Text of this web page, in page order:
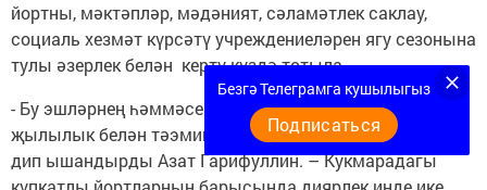
йортны, мәктәпләр, мәдәният, сәламәтлек саклау,
социаль хезмәт күрсәтү учреждениеләрен ягу сезонына
тулы әзерлек белән кертү күздә тотыла.
- Бу эшләрнең һәммәсе үз темплары белән бара,
җылылык белән тәэмин итүдә өзеклекләр булмаячак, -
дип ышандырды Азат Гарифуллин. – Кукмарадагы
Безгә Телеграмга кушылыгыз
Подписаться